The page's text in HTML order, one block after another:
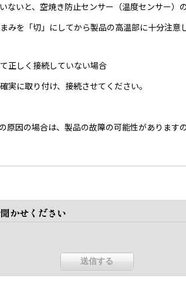
ないと、空焼き防止センサー（温度センサー）
を「切」にしてから製品の高温部に十分注意
正しく接続していない場合
実に取り付け、接続させてください。
因の場合は、製品の故障の可能性がありますの
かせください